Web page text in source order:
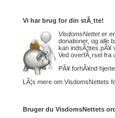
Vi har brug for din stÃ¸tte!
VisdomsNetteter
donationer, og alle
kan indsÃ¦ttes pÃ¥
Ved overfÃ¸rsel fra
PÃ¥ forhÃ¥nd
LÃ¦s mere om VisdomsNettets
Bruger du VisdomsNettets